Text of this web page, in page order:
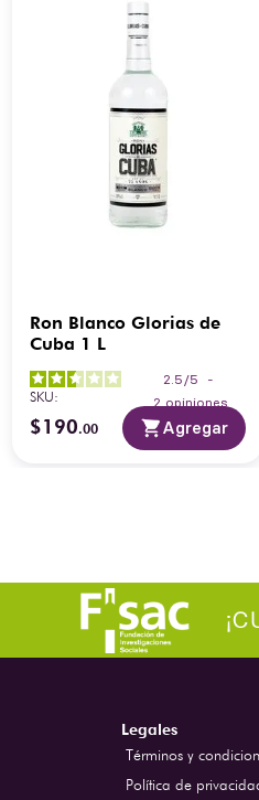
Ron Blanco Glorias de
Cuba 1 L
2.5 /5
-
2 opiniones
SKU:
$190.00 Agregar
Legales
Términos y
Política de